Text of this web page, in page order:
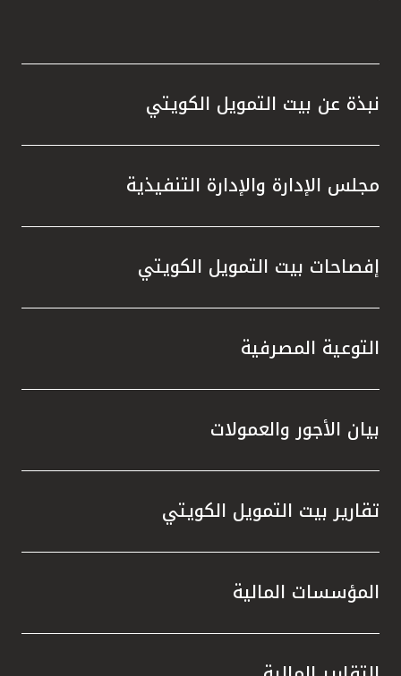
نبذة عن بيت التمويل الكويتي
مجلس الإدارة والإدارة التنفيذية
إفصاحات بيت التمويل الكويتي
التوعية المصرفية
بيان الأجور والعمولات
تقارير بيت التمويل الكويتي
المؤسسات المالية